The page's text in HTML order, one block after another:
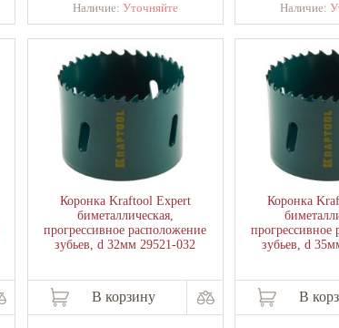
Наличие:Уточняйте Наличие:
Коронка Kraftool Expert
биметаллическая,
прогрессивное расположение
зубьев, d 32мм 29521-032
В корзину
Коронка
прогрессивное
зубьев, d
В